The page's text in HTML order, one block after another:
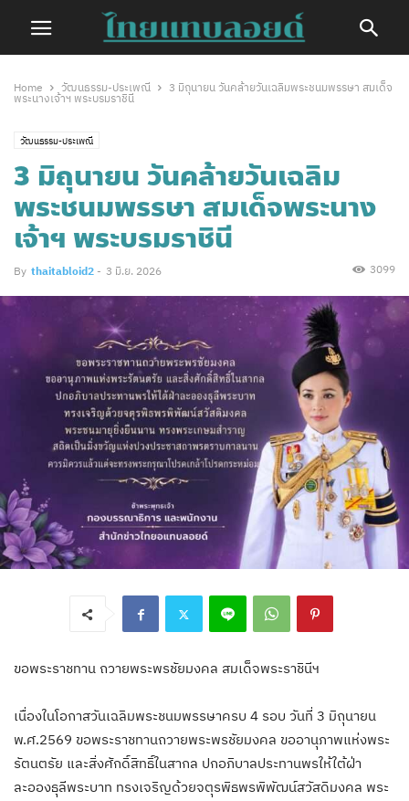
Home วัฒนธรรม-ประเพณี
3 มิถุนายน วันคล้ายวันเฉลิมพระชนมพรรษา สมเด็จ
พระนางเจ้าฯ พระบรมราชินี
วัฒนธรรม-ประเพณี
3 มิถุนายน วันคล้ายวันเฉลิม
พระชนมพรรษา สมเด็จพระนาง
เจ้าฯ พระบรมราชินี
By thaitabloid2 - 3 มิ.ย. 2026 3099
ขอพระราชทาน ถวายพระพรชัยมงคล สมเด็จพระราชินีฯ
เนื่องในโอกาสวันเฉลิมพระชนมพรรษาครบ 4 รอบ วันที่ 3 มิถุนายน
พ.ศ.2569 ขอพระราชทานถวายพระพรชัยมงคล ขออานุภาพแห่งพระ
รัตนตรัย และสิ่งศักดิ์สิทธิ์ในสากล ปกอภิบาลประทานพรให้ใต้ฝ่า
ละอองธุลีพระบาท ทรงเจริญด้วยจตุรพิธพรพิพัฒน์สวัสดิมงคล พระ